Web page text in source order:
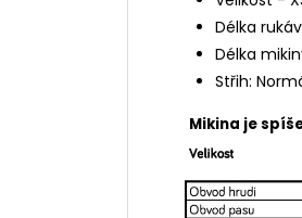
Délka
Délka
Střih:
Mikina je